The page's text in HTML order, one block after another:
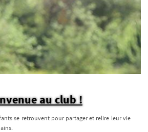
au club !
se retrouvent pour partager et relire leur vie